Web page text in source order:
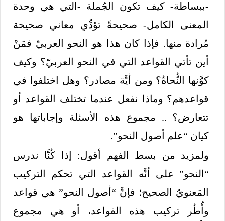
-ببساطة- كيف تكون الجُملة -التي هي وحدة
المعنى الكامل- صحيحةً تؤدِّي معاني صحيحة
مُرادة منها. فإذا كان هذا هو النحو العربيّ فمَنْ
أين تأتي القواعد التي في النحو العربيّ؟ وكيف
كوَّنها النُّحاةُ؟ ومن أيَّة مصادر؟ وهل اختلفوا في
قواعدهم؟ وماذا نفعل عندما تختلف القواعد أو
تتعارض؟ .. مجموع هذه الأسئلة وإجاباتها هو
كيان “علم أصول النحو”.
ولمزيد من بسط الفهم أقول: إذا كُنَّا ندرس
“النحو” على أنَّه القواعد التي تحكم التركيب
المَعنويّ الصحيح؛ فإنَّ “أصول النحو” هي قواعد
وأُطُر تركيب هذه القواعد، أو هي مجموع